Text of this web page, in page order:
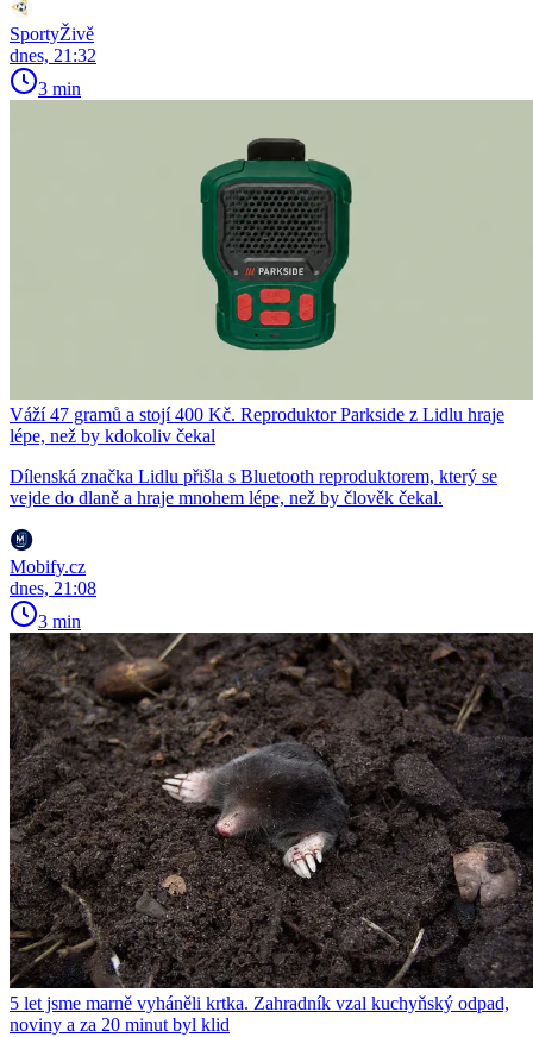
SportyŽivě
dnes, 21:32
3 min
Váží 47 gramů a stojí 400 Kč. Reproduktor Parkside z Lidlu hraje
lépe, než by kdokoliv čekal
Dílenská značka Lidlu přišla s Bluetooth reproduktorem, který se
vejde do dlaně a hraje mnohem lépe, než by člověk čekal.
Mobify.cz
dnes, 21:08
3 min
5 let jsme marně vyháněli krtka. Zahradník vzal kuchyňský odpad,
noviny a za 20 minut byl klid